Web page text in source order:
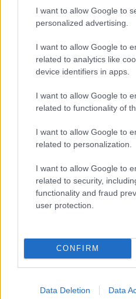
I want to allow Google to
personalized advertising.
I want to allow Google to
related to analytics like
device identifiers in apps.
I want to allow Google to
related to functionality of
I want to allow Google to
related to personalization.
I want to allow Google to
related to security,
functionality and fraud
user protection.
CONFIRM
Data Deletion Data
Apple